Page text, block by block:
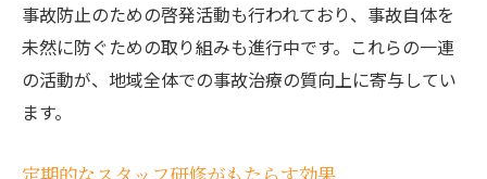
事故防止のための啓発活動も行われており、事故自体を
未然に防ぐための取り組みも進行中です。これらの一連
の活動が、地域全体での事故治療の質向上に寄与してい
ます。